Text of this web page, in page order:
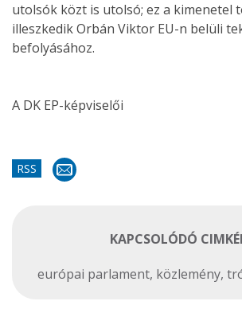
utolsók közt is utolsó; ez a kimenetel
illeszkedik Orbán Viktor EU-n belüli
befolyásához.
A DK EP-képviselői
RSS
KAPCSOLÓDÓ
európai parlament, közlemény,